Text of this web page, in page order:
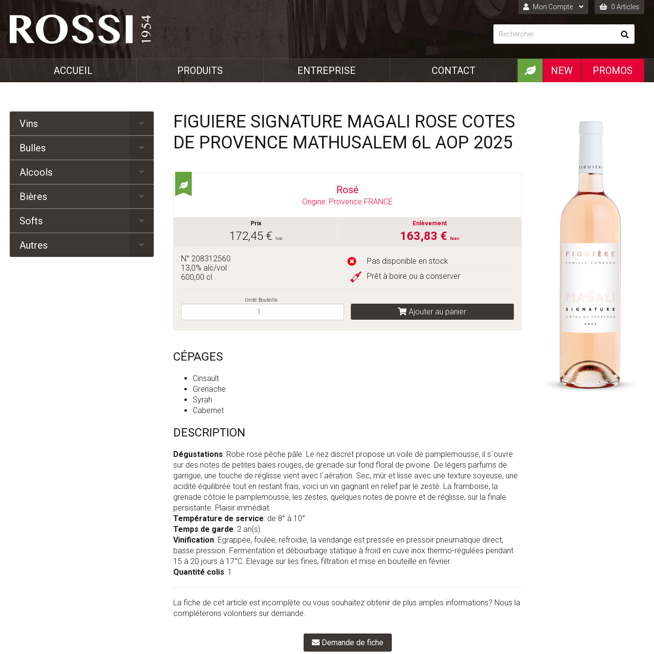
Mon Compte
Connexion
Inscription
0 Articles
ACCUEIL PRODUITS ENTREPRISE CONTACT PROMOS
NEW
FIGUIERE SIGNATURE MAGALI ROSE COTES
DE PROVENCE MATHUSALEM 6L AOP 2025
Rosé
Origine: Provence FRANCE
Prix
172,45 € tvac
Enlèvement
163,83 € tvac
Pas disponible en stock
Prêt à boire ou à conserver
N° 208312560
13,0% alc/vol
600,00 cl
Unité: Bouteille
Ajouter au panier
CÉPAGES
Cinsault
Grenache
Syrah
Cabernet
DESCRIPTION
Dégustations: Robe rose pêche pâle. Le nez discret propose un voile de pamplemousse, il s´ouvre
sur des notes de petites baies rouges, de grenade sur fond floral de pivoine. De légers parfums de
garrigue, une touche de réglisse vient avec l´aération. Sec, mûr et lisse avec une texture soyeuse, une
acidité équilibrée tout en restant frais, voici un vin gagnant en relief par le zesté. La framboise, la
grenade côtoie le pamplemousse, les zestes, quelques notes de poivre et de réglisse, sur la finale
persistante. Plaisir immédiat.
Température de service: de 8° à 10°
Temps de garde: 2 an(s)
Vinification: Egrappée, foulée, refroidie, la vendange est pressée en pressoir pneumatique direct,
basse pression. Fermentation et débourbage statique à froid en cuve inox thermo-régulées pendant
15 à 20 jours à 17°C. Elevage sur lies fines, filtration et mise en bouteille en février.
Quantité colis: 1
La fiche de cet article est incomplète ou vous souhaitez obtenir de plus amples informations? Nous la
compléterons volontiers sur demande.
Demande de fiche
Vins
Bulles
Alcools
Bières
Softs
Autres